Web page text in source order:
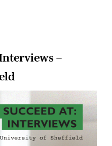
–